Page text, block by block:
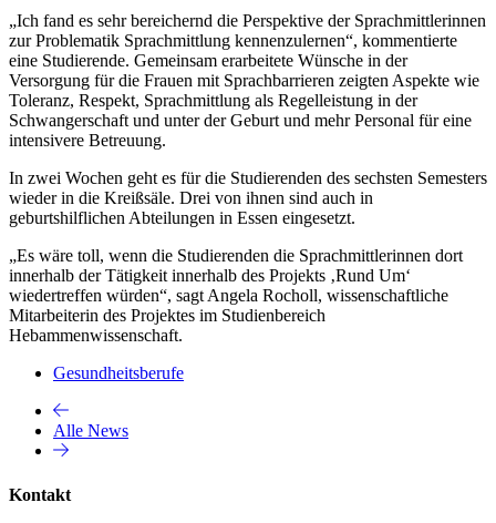
„Ich fand es sehr bereichernd die Perspektive der Sprachmittlerinnen
zur Problematik Sprachmittlung kennenzulernen“, kommentierte
eine Studierende. Gemeinsam erarbeitete Wünsche in der
Versorgung für die Frauen mit Sprachbarrieren zeigten Aspekte wie
Toleranz, Respekt, Sprachmittlung als Regelleistung in der
Schwangerschaft und unter der Geburt und mehr Personal für eine
intensivere Betreuung.
In zwei Wochen geht es für die Studierenden des sechsten Semesters
wieder in die Kreißsäle. Drei von ihnen sind auch in
geburtshilflichen Abteilungen in Essen eingesetzt.
„Es wäre toll, wenn die Studierenden die Sprachmittlerinnen dort
innerhalb der Tätigkeit innerhalb des Projekts ‚Rund Um‘
wiedertreffen würden“, sagt Angela Rocholl, wissenschaftliche
Mitarbeiterin des Projektes im Studienbereich
Hebammenwissenschaft.
Gesundheitsberufe
Alle News
Kontakt